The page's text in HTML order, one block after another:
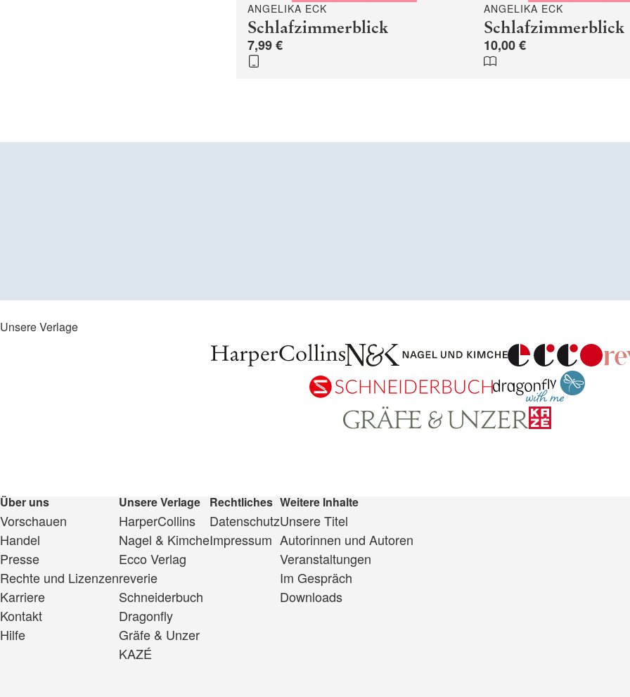
ANGELIKA ECK
Schlafzimmerblick
7,99 €
ANGELIKA ECK
Schlafzimmerblick
10,00 €
Unsere Verlage
Über uns
Vorschauen
Handel
Presse
Rechte und Lizenzen
Karriere
Kontakt
Hilfe
Unsere Verlage
HarperCollins
Nagel & Kimche
Ecco Verlag
reverie
Schneiderbuch
Dragonfly
Gräfe & Unzer
KAZÉ
Rechtliches
Datenschutz
Impressum
Weitere Inhalte
Unsere Titel
Autorinnen und Autoren
Veranstaltungen
Im Gespräch
Downloads